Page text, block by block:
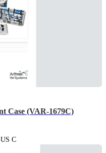
Case (VAR-1679C)
C